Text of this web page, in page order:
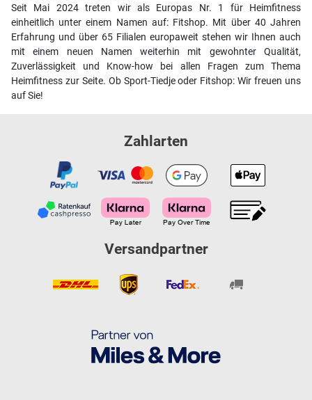
Seit Mai 2024 treten wir als Europas Nr. 1 für Heimfitness
einheitlich unter einem Namen auf: Fitshop. Mit über 40 Jahren
Erfahrung und über 65 Filialen europaweit stehen wir Ihnen auch
mit einem neuen Namen weiterhin mit gewohnter Qualität,
Zuverlässigkeit und Know-how bei allen Fragen zum Thema
Heimfitness zur Seite. Ob Sport-Tiedje oder Fitshop: Wir freuen uns
auf Sie!
Zahlarten
Versandpartner